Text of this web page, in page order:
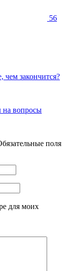
56
закончится?
на вопросы
поля
для моих